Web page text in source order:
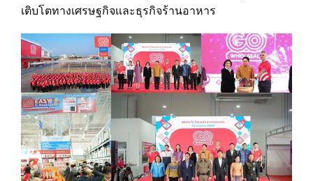
เติบโตทางเศรษฐกิจและธุรกิจร้านอาหาร